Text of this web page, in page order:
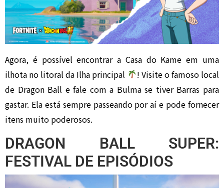
Agora, é possível encontrar a Casa do Kame em uma
ilhota no litoral da Ilha principal
! Visite o famoso local
de Dragon Ball e fale com a Bulma se tiver Barras para
gastar. Ela está sempre passeando por aí e pode fornecer
itens muito poderosos.
DRAGON BALL SUPER:
FESTIVAL DE EPISÓDIOS